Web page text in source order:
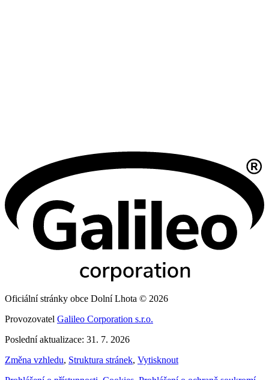
Oficiální stránky obce Dolní Lhota © 2026
Provozovatel Galileo Corporation s.r.o.
Poslední aktualizace: 31. 7. 2026
Změna vzhledu, Struktura stránek, Vytisknout